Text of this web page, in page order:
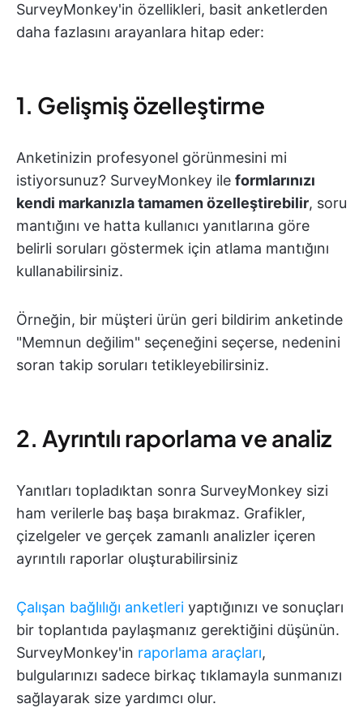
SurveyMonkey'in özellikleri, basit anketlerden
daha fazlasını arayanlara hitap eder:
1. Gelişmiş özelleştirme
Anketinizin profesyonel görünmesini mi
istiyorsunuz? SurveyMonkey ile formlarınızı
kendi markanızla tamamen özelleştirebilir, soru
mantığını ve hatta kullanıcı yanıtlarına göre
belirli soruları göstermek için atlama mantığını
kullanabilirsiniz.
Örneğin, bir müşteri ürün geri bildirim anketinde
"Memnun değilim" seçeneğini seçerse, nedenini
soran takip soruları tetikleyebilirsiniz.
2. Ayrıntılı raporlama ve analiz
Yanıtları topladıktan sonra SurveyMonkey sizi
ham verilerle baş başa bırakmaz. Grafikler,
çizelgeler ve gerçek zamanlı analizler içeren
ayrıntılı raporlar oluşturabilirsiniz
Çalışan bağlılığı anketleri yaptığınızı ve sonuçları
bir toplantıda paylaşmanız gerektiğini düşünün.
SurveyMonkey'in raporlama araçları,
bulgularınızı sadece birkaç tıklamayla sunmanızı
sağlayarak size yardımcı olur.